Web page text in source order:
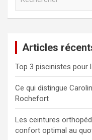
c
h
e
r
Articles
Top 3 piscinistes pour
Ce qui distingue
Rochefort
Les ceintures
confort optimal au